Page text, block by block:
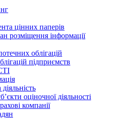
цінних паперів
розміщення інформації
облігацій
підприємств
оціночної діяльності
компанії